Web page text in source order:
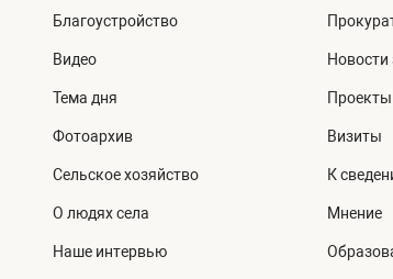
Благоустройство
Видео
Тема дня
Фотоархив
Сельское хозяйство
О людях села
Наше интервью
Новости
Проекты
Визиты
К
Мнение